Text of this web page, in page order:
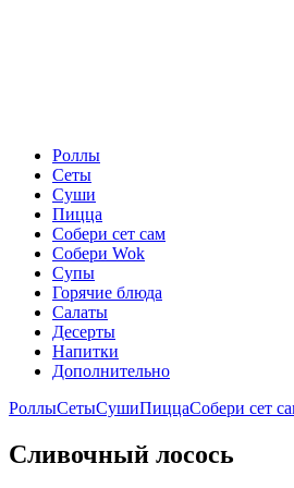
Роллы
Сеты
Суши
Пицца
Собери сет сам
Собери Wok
Супы
Горячие блюда
Салаты
Десерты
Напитки
Дополнительно
РоллыСетыСушиПиццаСобери сет
Сливочный лосось